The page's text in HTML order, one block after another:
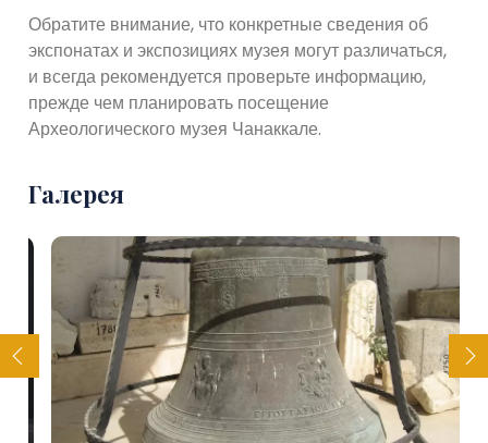
Обратите внимание, что конкретные сведения об
экспонатах и ​​экспозициях музея могут различаться,
и всегда рекомендуется проверьте информацию,
прежде чем планировать посещение
Археологического музея Чанаккале.
Галерея